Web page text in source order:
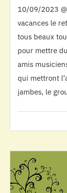
10/09/2023
vacances le
tous beaux
pour mettre
amis
qui mettront
jambes, le